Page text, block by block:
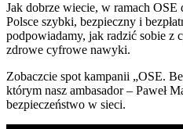
Jak dobrze wiecie, w ramach OSE
Polsce szybki, bezpieczny i
podpowiadamy, jak radzić sobie z
zdrowe cyfrowe nawyki.
Zobaczcie spot kampanii „OSE.
którym nasz ambasador – Paweł
bezpieczeństwo w sieci.